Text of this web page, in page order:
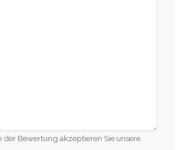
der Bewertung akzeptieren Sie unsere